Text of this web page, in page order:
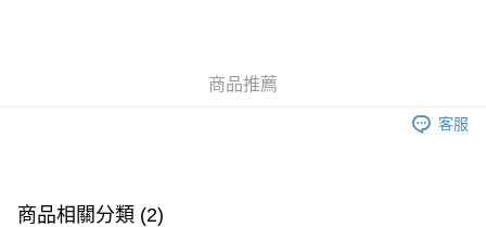
銀行匯款 請將存款存到以下銀行帳戶，並於存款單據寫上訂單編號後電郵至
eshop@colourmix-cosmetics.com** **我們不會處理沒有提供存款單據的訂
單。 如果訂購後七個工作天內我們未能收到有關存款，有關訂單將被取消。
付款後順豐站及營業點取貨
商品推薦
客服
商品相關分類 (2)